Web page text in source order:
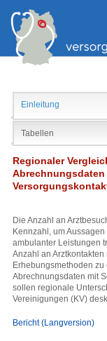
Einleitung
Tabellen
Regionaler
Die Anzahl an
Kennzahl, um
ambulanter Leistungen
Anzahl an
Erhebungsmethoden
Abrechnungsdaten mit
sollen regionale
Vereinigungen (KV)
Bericht (Langversion)